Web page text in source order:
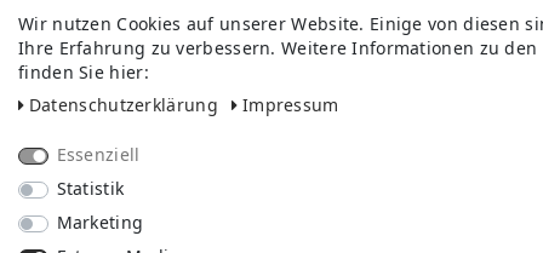
Wir nutzen Cookies auf unserer Website. Einige von diesen
Ihre Erfahrung zu verbessern. Weitere Informationen zu
finden Sie hier:
Daten­schutz­erklärung
Impressum
Essenziell
Statistik
Marketing